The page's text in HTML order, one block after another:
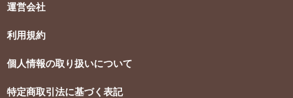
運営会社
利用規約
個人情報の取り扱いについて
特定商取引法に基づく表記